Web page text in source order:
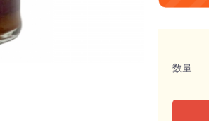
数量